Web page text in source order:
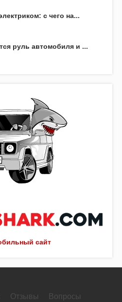
сайт
с чего на...
руль автомобиля и ...
Отзывы Вопросы